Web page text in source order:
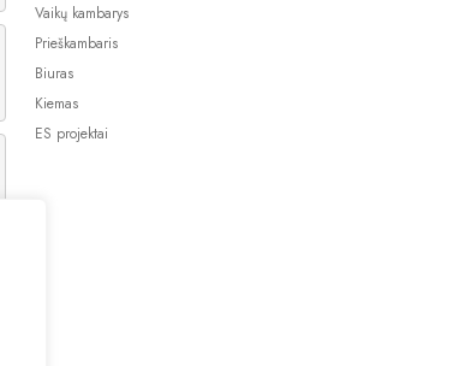
Vaikų kambarys
Prieškambaris
Biuras
Kiemas
ES projektai